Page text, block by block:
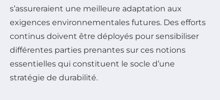
s’assureraient une meilleure adaptation aux
exigences environnementales futures. Des efforts
continus doivent être déployés pour sensibiliser
différentes parties prenantes sur ces notions
essentielles qui constituent le socle d’une
stratégie de durabilité.